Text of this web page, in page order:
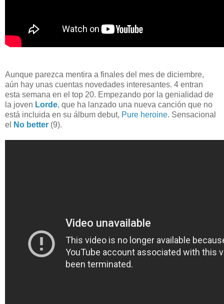
Aunque parezca mentira a finales del mes de diciembre,
aún hay unas cuentas novedades interesantes. 4 entran
esta semana en el top 20. Empezando por la genialidad de
la joven Lorde, que ha lanzado una nueva canción que no
está incluida en su álbum debut, Pure heroine. Sensacional
el
No better (9).